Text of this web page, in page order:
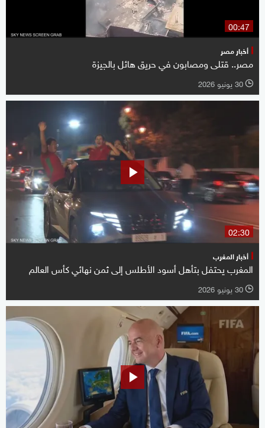
00:47
أخبار مصر
مصر.. قتلى ومصابون في حريق هائل بالجيزة
l 30 يونيو 2026
02:30
أخبار المغرب
المغرب يحتفل بتأهل أسود الأطلس إلى ثمن نهائي كأس العالم
l 30 يونيو 2026